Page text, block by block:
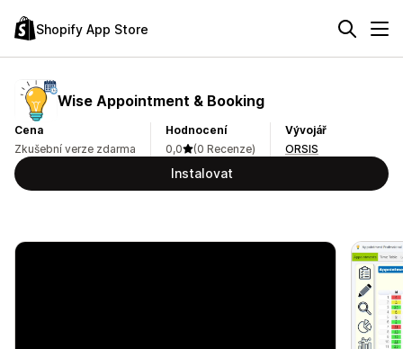
Shopify App Store
Wise Appointment & Booking
Cena
Zkušební verze zdarma
Hodnocení
0,0
(0 Recenze)
Vývojář
ORSIS
Instalovat